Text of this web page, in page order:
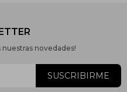
nuestras novedades!
SUSCRIBIRME